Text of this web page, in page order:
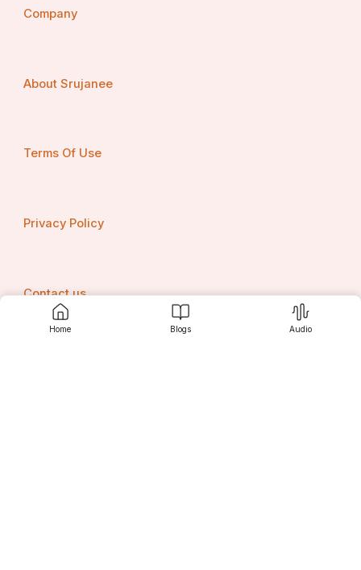
Home Blogs Audio
Company
About Srujanee
Terms Of Use
Privacy Policy
Contact us